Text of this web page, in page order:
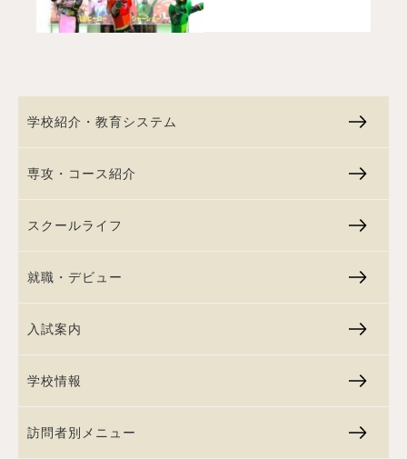
学校紹介・教育システム
専攻・コース紹介
スクールライフ
就職・デビュー
入試案内
学校情報
訪問者別メニュー